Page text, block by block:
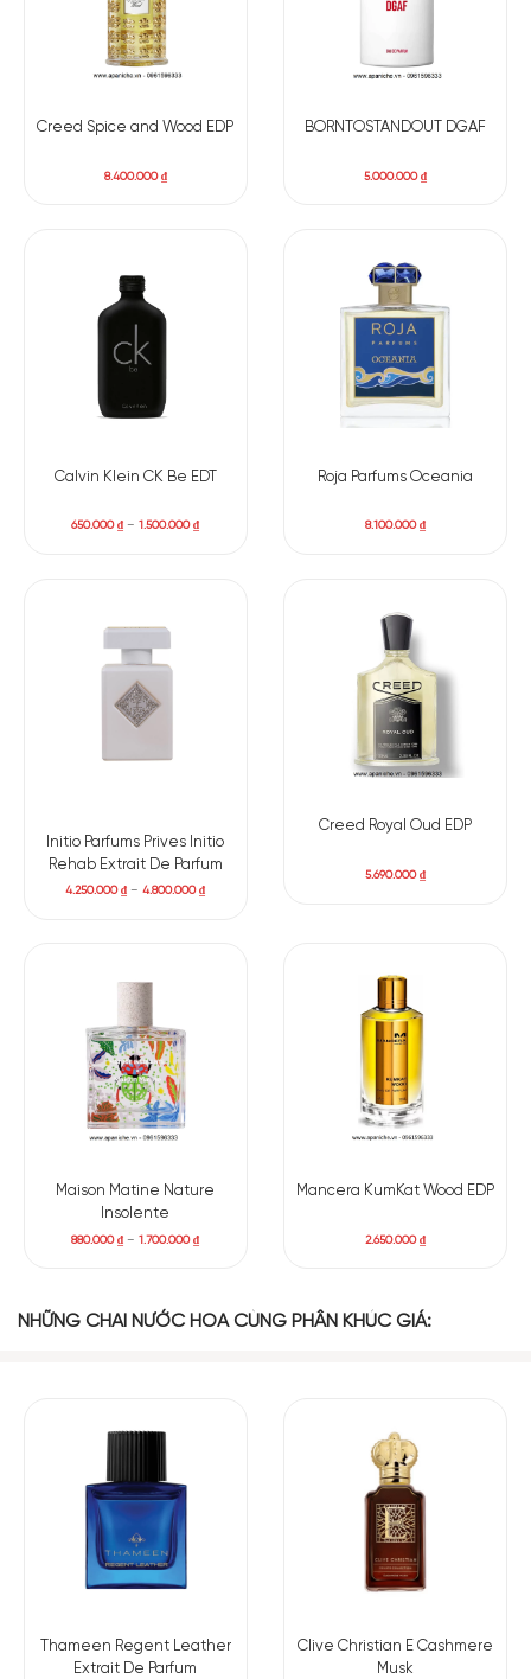
Creed Spice and Wood EDP
8.400.000₫
BORNTOSTANDOUT DGAF
5.000.000₫
Calvin Klein CK Be EDT
650.000₫ – 1.500.000₫
Roja Parfums Oceania
8.100.000₫
Initio Parfums Prives Initio
Rehab Extrait De Parfum
4.250.000₫ –4.800.000₫
Creed Royal Oud EDP
5.690.000₫
Maison Matine Nature
Insolente
880.000₫ –1.700.000₫
Mancera KumKat Wood EDP
2.650.000₫
NHỮNG CHAI NƯỚC HOA CÙNG PHÂN KHÚC GIÁ:
Thameen Regent Leather
Extrait De Parfum
Clive Christian E Cashmere
Musk